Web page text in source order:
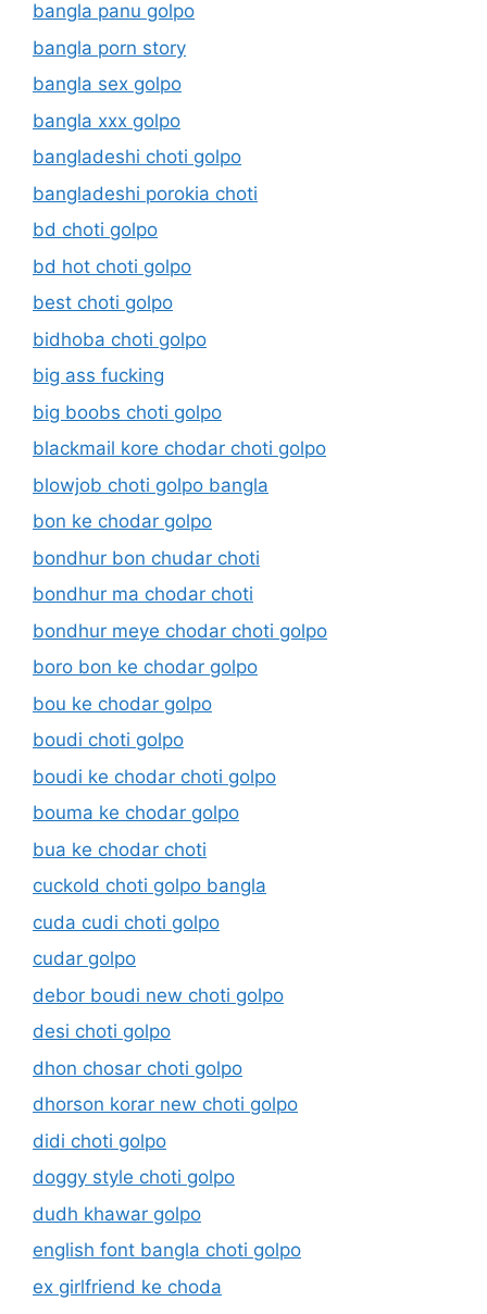
bangla panu golpo
bangla porn story
bangla sex golpo
bangla xxx golpo
bangladeshi choti golpo
bangladeshi porokia choti
bd choti golpo
bd hot choti golpo
best choti golpo
bidhoba choti golpo
big ass fucking
big boobs choti golpo
blackmail kore chodar choti golpo
blowjob choti golpo bangla
bon ke chodar golpo
bondhur bon chudar choti
bondhur ma chodar choti
bondhur meye chodar choti golpo
boro bon ke chodar golpo
bou ke chodar golpo
boudi choti golpo
boudi ke chodar choti golpo
bouma ke chodar golpo
bua ke chodar choti
cuckold choti golpo bangla
cuda cudi choti golpo
cudar golpo
debor boudi new choti golpo
desi choti golpo
dhon chosar choti golpo
dhorson korar new choti golpo
didi choti golpo
doggy style choti golpo
dudh khawar golpo
english font bangla choti golpo
ex girlfriend ke choda